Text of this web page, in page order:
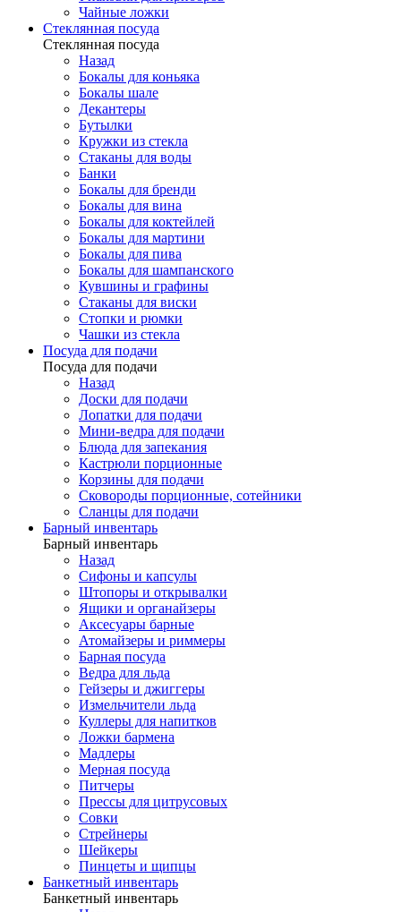
Чайные ложки
Стеклянная посуда
Стеклянная посуда
Назад
Бокалы для коньяка
Бокалы шале
Декантеры
Бутылки
Кружки из стекла
Стаканы для воды
Банки
Бокалы для бренди
Бокалы для вина
Бокалы для коктейлей
Бокалы для мартини
Бокалы для пива
Бокалы для шампанского
Кувшины и графины
Стаканы для виски
Стопки и рюмки
Чашки из стекла
Посуда для подачи
Посуда для подачи
Назад
Доски для подачи
Лопатки для подачи
Мини-ведра для подачи
Блюда для запекания
Кастрюли порционные
Корзины для подачи
Сковороды порционные, сотейники
Сланцы для подачи
Барный инвентарь
Барный инвентарь
Назад
Сифоны и капсулы
Штопоры и открывалки
Ящики и органайзеры
Аксесуары барные
Атомайзеры и риммеры
Барная посуда
Ведра для льда
Гейзеры и джиггеры
Измельчители льда
Куллеры для напитков
Ложки бармена
Мадлеры
Мерная посуда
Питчеры
Прессы для цитрусовых
Совки
Стрейнеры
Шейкеры
Пинцеты и щипцы
Банкетный инвентарь
Банкетный инвентарь